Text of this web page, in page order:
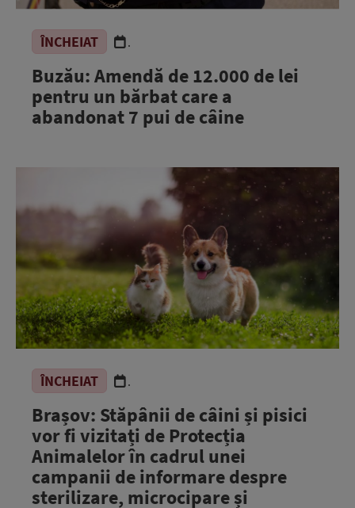
ÎNCHEIAT .
Buzău: Amendă de 12.000 de lei
pentru un bărbat care a
abandonat 7 pui de câine
ÎNCHEIAT .
Brașov: Stăpânii de câini și pisici
vor fi vizitați de Protecția
Animalelor în cadrul unei
campanii de informare despre
sterilizare, microcipare și